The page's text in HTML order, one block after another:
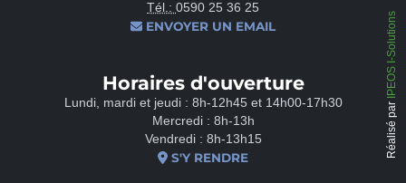
Tél.: 0590 25 36 25
ENVOYER UN EMAIL
Horaires d'ouverture
Lundi, mardi et jeudi : 8h-12h45 et 14h00-17h30
Mercredi : 8h-13h
Vendredi : 8h-13h15
S'Y RENDRE Réalisé par
IPEOS I-Solutions